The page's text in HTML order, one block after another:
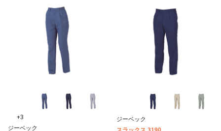
+3
ジーベック
ジーベック